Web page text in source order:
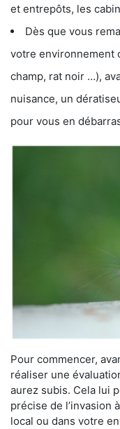
et entrepôts, les
Dès que vous
votre environnement
champ, rat noir …),
nuisance, un
pour vous en
Pour commencer,
réaliser une
aurez subis. Cela lui
précise de l’invasion
local ou dans votre